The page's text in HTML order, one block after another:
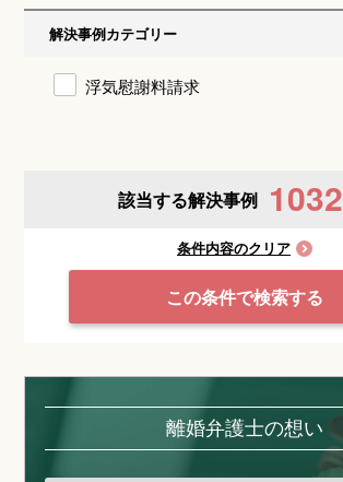
解決事例カテゴリー
浮気慰謝料請求
該当する解決事例 1032
条件内容のクリア
この条件で検索する
離婚弁護士の想い